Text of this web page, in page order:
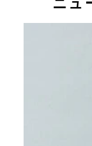
ニュ